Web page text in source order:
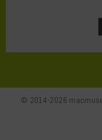
© 2014-2026